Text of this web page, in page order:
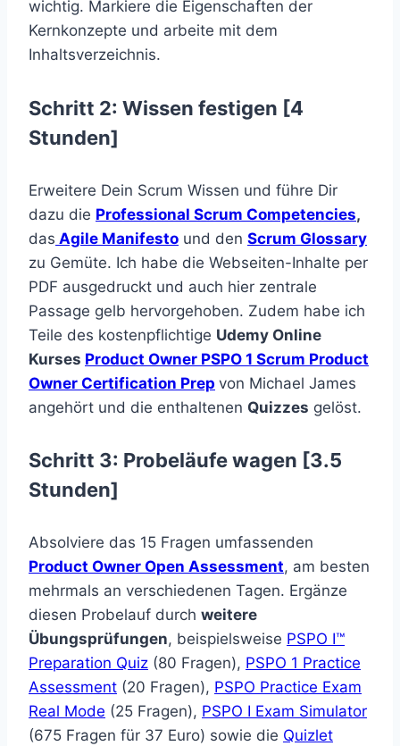
wichtig. Markiere die Eigenschaften der
Kernkonzepte und arbeite mit dem
Inhaltsverzeichnis.
Schritt 2: Wissen festigen [4
Stunden]
Erweitere Dein Scrum Wissen und führe Dir
dazu die Professional Scrum Competencies,
das Agile Manifesto und den Scrum Glossary
zu Gemüte. Ich habe die Webseiten-Inhalte per
PDF ausgedruckt und auch hier zentrale
Passage gelb hervorgehoben. Zudem habe ich
Teile des kostenpflichtige Udemy Online
Kurses Product Owner PSPO 1 Scrum Product
Owner Certification Prep von Michael James
angehört und die enthaltenen Quizzes gelöst.
Schritt 3: Probeläufe wagen [3.5
Stunden]
Absolviere das 15 Fragen umfassenden
Product Owner Open Assessment, am besten
mehrmals an verschiedenen Tagen. Ergänze
diesen Probelauf durch weitere
Übungsprüfungen, beispielsweise PSPO I™
Preparation Quiz (80 Fragen), PSPO 1 Practice
Assessment (20 Fragen), PSPO Practice Exam
Real Mode (25 Fragen), PSPO I Exam Simulator
(675 Fragen für 37 Euro) sowie die Quizlet